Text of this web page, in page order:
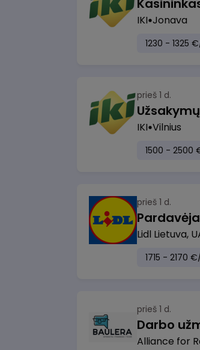
IKI Jonava
1230 - 1325
prieš 1 d.
IKI Vilnius
1500 - 2500
prieš 1 d.
Lidl Lietuva,
1715 - 2170
prieš 1 d.
Darbo
Alliance for